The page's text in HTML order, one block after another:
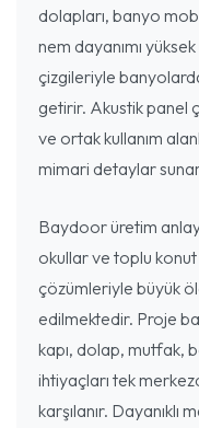
dolapları, banyo
nem dayanımı
çizgileriyle
getirir. Akustik panel
ve ortak kullanım
mimari detaylar
Baydoor üretim
okullar ve toplu
çözümleriyle büyük
edilmektedir. Proje
kapı, dolap, mutfak,
ihtiyaçları tek
karşılanır. Dayanıklı